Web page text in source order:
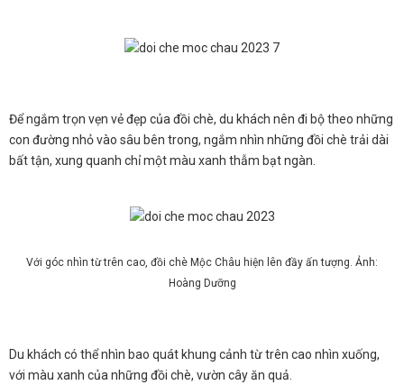
Để ngắm trọn vẹn vẻ đẹp của đồi chè, du khách nên đi bộ theo những
con đường nhỏ vào sâu bên trong, ngắm nhìn những đồi chè trải dài
bất tận, xung quanh chỉ một màu xanh thẫm bạt ngàn.
Với góc nhìn từ trên cao, đồi chè Mộc Châu hiện lên đầy ấn tượng. Ảnh:
Hoàng Dưỡng
Du khách có thể nhìn bao quát khung cảnh từ trên cao nhìn xuống,
với màu xanh của những đồi chè, vườn cây ăn quả.